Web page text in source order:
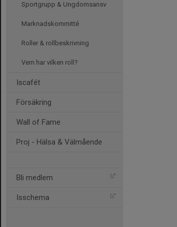
Sportgrupp & Ungdomsansv
Marknadskommitté
Roller & rollbeskrivning
Vem har vilken roll?
Iscafét
Försäkring
Wall of Fame
Proj - Hälsa & Välmående
Bli medlem
Isschema